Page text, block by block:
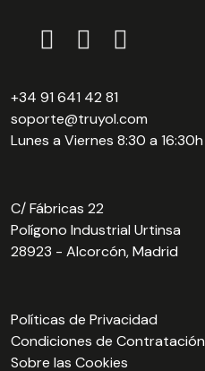
+34 91 641 42 81
soporte@truyol.com
Lunes a Viernes 8:30 a 16:30h
C/ Fábricas 22
Polígono Industrial Urtinsa
28923 - Alcorcón, Madrid
Políticas de Privacidad
Condiciones de Contratación
Sobre las Cookies